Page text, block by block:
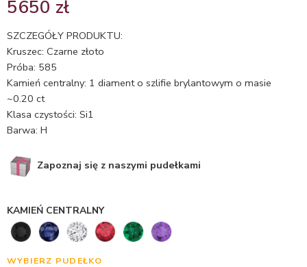
5.00na 5
oceny
5650 zł
SZCZEGÓŁY PRODUKTU:
Kruszec: Czarne złoto
Próba: 585
Kamień centralny: 1 diament o szlifie brylantowym o masie
~0.20 ct
Klasa czystości: Si1
Barwa: H
Zapoznaj się z naszymi pudełkami
KAMIEŃ CENTRALNY
WYBIERZ PUDEŁKO